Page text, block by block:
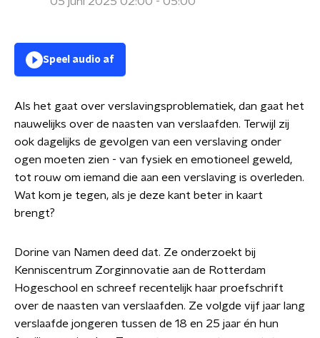
Speel audio af
Als het gaat over verslavingsproblematiek, dan gaat het
nauwelijks over de naasten van verslaafden. Terwijl zij
ook dagelijks de gevolgen van een verslaving onder
ogen moeten zien - van fysiek en emotioneel geweld,
tot rouw om iemand die aan een verslaving is overleden.
Wat kom je tegen, als je deze kant beter in kaart
brengt?
Dorine van Namen deed dat. Ze onderzoekt bij
Kenniscentrum Zorginnovatie aan de Rotterdam
Hogeschool en schreef recentelijk haar proefschrift
over de naasten van verslaafden. Ze volgde vijf jaar lang
verslaafde jongeren tussen de 18 en 25 jaar én hun